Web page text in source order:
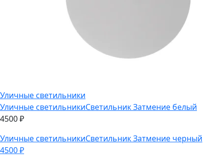
Уличные светильники
Уличные светильникиСветильник Затмение белый
4500₽
Уличные светильникиСветильник Затмение черный
4500₽